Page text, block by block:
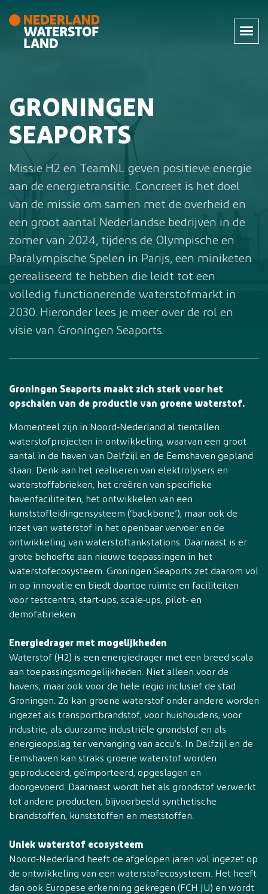
GRONINGEN
SEAPORTS
Missie H2 en TeamNL geven positieve energie
aan de energietransitie. Concreet is het doel
van de missie om samen met de overheid en
een groot aantal Nederlandse bedrijven in de
zomer van 2024, tijdens de Olympische en
Paralympische Spelen in Parijs, een miniketen
gerealiseerd te hebben die leidt tot een
volledig functionerende waterstofmarkt in
2030. Hieronder lees je meer over de rol en
visie van Groningen Seaports.
Groningen Seaports maakt zich sterk voor het
opschalen van de productie van groene waterstof.
Momenteel zijn in Noord-Nederland al tientallen
waterstofprojecten in ontwikkeling, waarvan een groot
aantal in de haven van Delfzijl en de Eemshaven gepland
staan. Denk aan het realiseren van elektrolysers en
waterstoffabrieken, het creëren van specifieke
havenfaciliteiten, het ontwikkelen van een
kunststofleidingensysteem (‘backbone’), maar ook de
inzet van waterstof in het openbaar vervoer en de
ontwikkeling van waterstoftankstations. Daarnaast is er
grote behoefte aan nieuwe toepassingen in het
waterstofecosysteem. Groningen Seaports zet daarom vol
in op innovatie en biedt daartoe ruimte en faciliteiten
voor testcentra, start-ups, scale-ups, pilot- en
demofabrieken.
Energiedrager met mogelijkheden
Waterstof (H2) is een energiedrager met een breed scala
aan toepassingsmogelijkheden. Niet alleen voor de
havens, maar ook voor de hele regio inclusief de stad
Groningen. Zo kan groene waterstof onder andere worden
ingezet als transportbrandstof, voor huishoudens, voor
industrie, als duurzame industriële grondstof en als
energieopslag ter vervanging van accu’s. In Delfzijl en de
Eemshaven kan straks groene waterstof worden
geproduceerd, geïmporteerd, opgeslagen en
doorgevoerd. Daarnaast wordt het als grondstof verwerkt
tot andere producten, bijvoorbeeld synthetische
brandstoffen, kunststoffen en meststoffen.
Uniek waterstof ecosysteem
Noord-Nederland heeft de afgelopen jaren vol ingezet op
de ontwikkeling van een waterstofecosysteem. Het heeft
dan ook Europese erkenning gekregen (FCH JU) en wordt